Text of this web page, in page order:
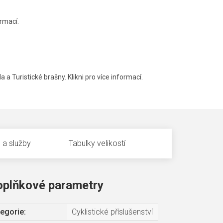
a Turistické brašny. Klikni pro více informací.
a služby Tabulky velikostí
parametry
:
Cyklistické příslušenství